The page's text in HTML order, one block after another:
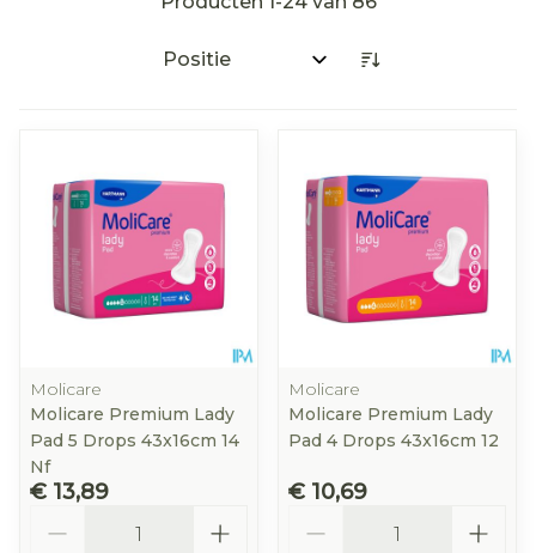
Sorteer op:
Molicare
Molicare Premium Lady
Pad 5 Drops 43x16cm 14
Nf
€ 13,89
Molicare
Molicare Premium Lady
Pad 4 Drops 43x16cm 12
€ 10,69